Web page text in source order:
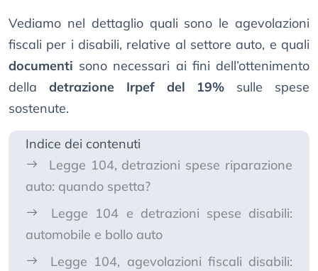
Vediamo nel dettaglio quali sono le agevolazioni
fiscali per i disabili, relative al settore auto, e quali
documenti sono necessari ai fini dell’ottenimento
della detrazione Irpef del 19% sulle spese
sostenute.
Indice dei contenuti
Legge 104, detrazioni spese riparazione
auto: quando spetta?
Legge 104 e detrazioni spese disabili:
automobile e bollo auto
Legge 104, agevolazioni fiscali disabili: